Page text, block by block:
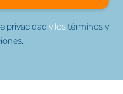
privacidad y lostérminos y